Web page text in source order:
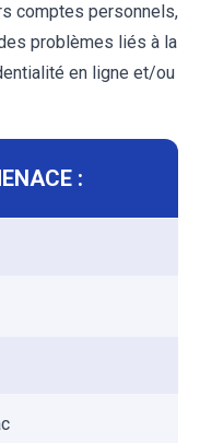
comptes personnels,
problèmes liés à la
en ligne et/ou
: